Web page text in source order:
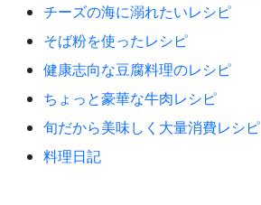
チーズの海に溺れたいレシピ
そば粉を使ったレシピ
健康志向な豆腐料理のレシピ
ちょっと豪華な牛肉レシピ
旬だから美味しく大量消費レシピ
料理日記